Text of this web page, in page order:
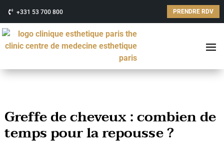
+331 53 700 800 PRENDRE RDV
Greffe de cheveux : combien de
temps pour la repousse ?